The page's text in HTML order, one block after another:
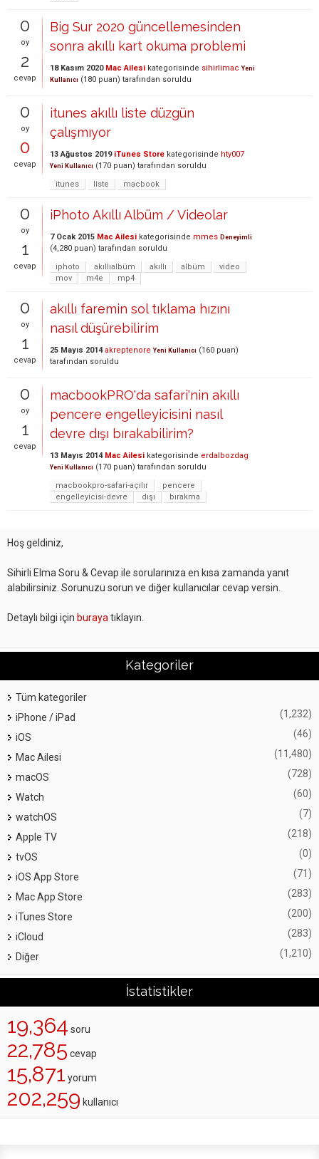
0
oy
2
cevap
Big Sur 2020 güncellemesinden
sonra akıllı kart okuma problemi
18 Kasım 2020 Mac Ailesi kategorisinde sihirlimac Yeni
Kullanıcı (180 puan) tarafından soruldu
0
oy
0
cevap
itunes akıllı liste düzgün
çalışmıyor
13 Ağustos 2019 iTunes Store kategorisinde hty007
Yeni Kullanıcı (170 puan) tarafından soruldu
itunes
liste macbook
0
oy
1
cevap
iPhoto Akıllı Albüm / Videolar
7 Ocak 2015 Mac Ailesi kategorisinde mmes Deneyimli
(4,280 puan) tarafından soruldu
iphoto
akıllıalbüm akıllı albüm
video
mov
m4e mp4
0
oy
1
cevap
akıllı faremin sol tıklama hızını
nasıl düşürebilirim
25 Mayıs 2014 akreptenore Yeni Kullanıcı (160 puan)
tarafından soruldu
0
oy
1
cevap
macbookPRO'da safari'nin akıllı
pencere engelleyicisini nasıl
devre dışı bırakabilirim?
13 Mayıs 2014 Mac Ailesi kategorisinde erdalbozdag
Yeni Kullanıcı (170 puan) tarafından soruldu
macbookpro-safari-açılır
pencere
engelleyicisi-devre
dışı bırakma
Hoş geldiniz,
Sihirli Elma Soru & Cevap ile sorularınıza en kısa zamanda yanıt
alabilirsiniz. Sorunuzu sorun ve diğer kullanıcılar cevap versin.
Detaylı bilgi için buraya tıklayın.
Kategoriler
Tüm kategoriler
iPhone / iPad
(1,232)
iOS (46)
Mac Ailesi (11,480)
macOS (728)
Watch (60)
watchOS (7)
Apple TV (218)
tvOS (0)
iOS App Store (71)
Mac App Store (283)
iTunes Store (200)
iCloud (283)
Diğer (1,210)
İstatistikler
19,364 soru
22,785 cevap
15,871 yorum
202,259 kullanıcı